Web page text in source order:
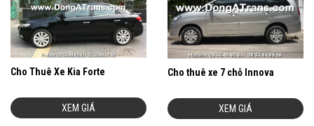
Cho Thuê Xe Kia Forte
XEM GIÁ
Cho thuê xe 7 chỗ Innova
XEM GIÁ